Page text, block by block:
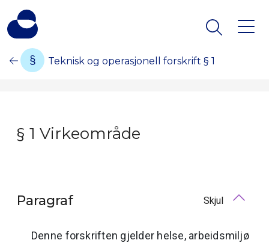
Teknisk og operasjonell forskrift § 1
§ 1 Virkeområde
Paragraf Skjul
Denne forskriften gjelder helse, arbeidsmiljø